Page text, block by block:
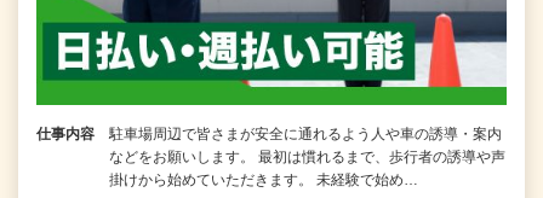
仕事内容
駐車場周辺で皆さまが安全に通れるよう人や車の誘導・案内
などをお願いします。 最初は慣れるまで、歩行者の誘導や声
掛けから始めていただきます。 未経験で始め…